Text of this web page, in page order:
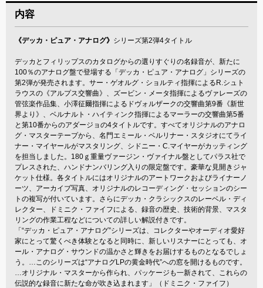
内容
《デッカ・ピュア・アナログ》 シリーズ第2弾4タイトル
デッカとフィリップスのカタログからの選りすぐりの名録音が、新たに
100％のアナログ盤で登場する「デッカ・ピュア・アナログ」シリーズの
第2弾が発売されます。サー・ゲオルグ・ショルティ指揮によるR.シュト
ラウスの《アルプス交響曲》、ズービン・メータ指揮によるヴァレーズの
管弦楽作品集、小澤征爾指揮によるドヴォルザークの交響曲第9番《新世
界より》、ベルナルト・ハイティンク指揮によるマーラーの交響曲第5番
と第10番からのアダージョの4タイトルです。すべてオリジナルのアナロ
グ・マスターテープから、名門エミール・ベルリナー・スタジオにてライ
ナー・マイヤールがマスタリング、シドニー・C.マイヤーがカッティング
を担当しました。180ｇ重量ヴァージン・ヴァイナル盤としてパラス社で
プレスされた、ハンドナンバリング入りの限定盤です。豪華な見開きジャ
ケット仕様。各タイトルにはオリジナルのアートワークおよびライナーノ
ーツ、アーカイブ写真、オリジナルのレコーディング・セッションのシー
トの複写が付いています。さらにデッカ・クラシックスのレーベル・ディ
レクター、ドミニク・ファイフによる、録音の歴史、技術的背景、マスタ
リングの作業工程などについての詳しい解説付きです。
「“デッカ・ピュア・アナログ”シリーズは、コレクターやオーディオ愛好
家にとって驚くべき体験となると同時に、新しいリスナーにとっても、オ
ール・アナログ・サウンドの温かさと輝きをお届けするものとなるでしょ
う。…このシリーズは“アナログLPの黄金時代”への窓を開けるものです。
…オリジナル・マスターから作られ、パッケージも一新されて、これらの
伝説的な録音に新たな命が吹き込まれます」（ドミニク・ファイフ）